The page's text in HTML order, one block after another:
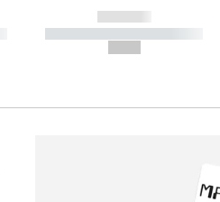
------------
----------- ----------- -----------